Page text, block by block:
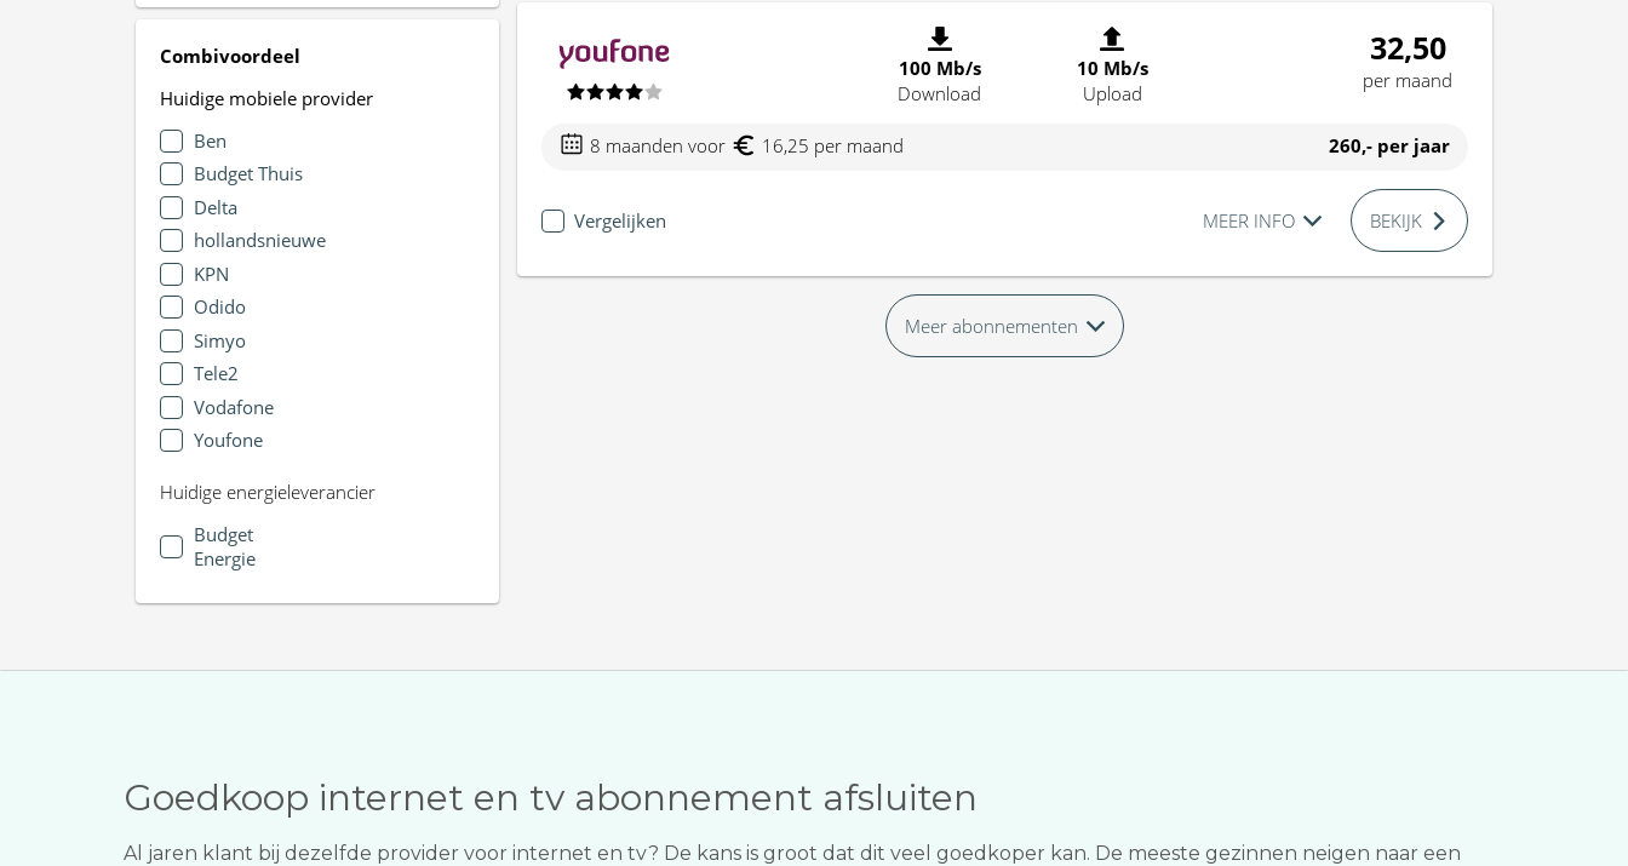
Combivoordeel
Huidige mobiele provider
Ben
Budget Thuis
Delta
hollandsnieuwe
KPN
Odido
Simyo
Tele2
Vodafone
Youfone
Huidige energieleverancier
Budget
Energie
100 Mb/s
Download
10 Mb/s
Upload
32,50
per maand
8 maanden voor 16,25 per maand 260,- per jaar
Vergelijken MEER INFO BEKIJK
Meer abonnementen
Goedkoop internet en tv abonnement afsluiten
Al jaren klant bij dezelfde provider voor internet en tv? De kans is groot dat dit veel goedkoper kan. De meeste gezinnen neigen naar een